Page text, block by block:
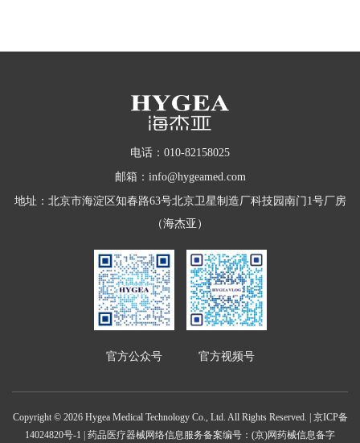
电话：010-82158025
邮箱：info@hygeamed.com
地址：北京市海淀区知春路63号北京卫星制造厂科技园南门1号厂房
（海杰亚）
官方公众号 官方视频号
Copyright © 2026 Hygea Medical Technology Co., Ltd. All Rights Reserved. | 京ICP备
14024820号-1 | 药品医疗器械网络信息服务备案编号：(京)网药械信息备字